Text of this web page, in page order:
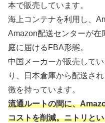
本で販売しています。
海上コンテナを利用し、
Amazon配送センターが在
庭に届けるFBA形態。
中国メーカーが販売して
り、日本倉庫から配送さ
徴を持っています。
流通ルートの間に、
コストを削減。ニトリと